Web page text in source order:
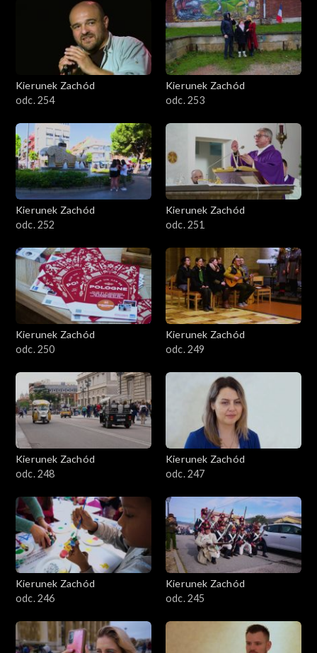
Kierunek Zachód
odc. 254
Kierunek Zachód
odc. 253
Kierunek Zachód
odc. 252
Kierunek Zachód
odc. 251
Kierunek Zachód
odc. 250
Kierunek Zachód
odc. 249
Kierunek Zachód
odc. 248
Kierunek Zachód
odc. 247
Kierunek Zachód
odc. 246
Kierunek Zachód
odc. 245